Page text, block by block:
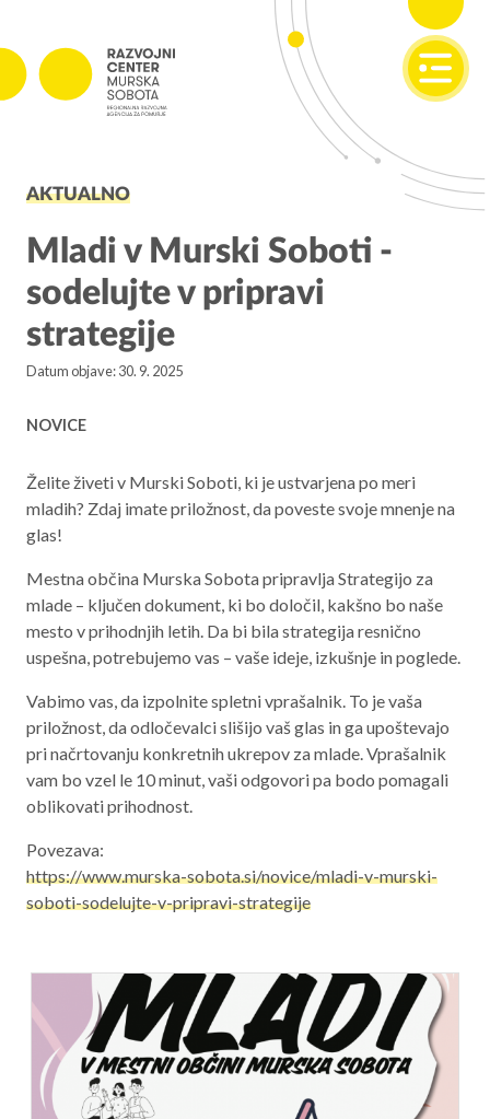
Projekti v izvajanju
Zaključeni projekti
PODJETNIŠTVO
SPOT
Invest Pomurje
PONI
REGIONALNI RAZVOJ
Aktualno programsko obdobje 2021 – 2027
O NAS
NAŠE STORITVE
REGIJA
STIK
AKTUALNO
AKTUALNO
Mladi v Murski Soboti -
sodelujte v pripravi
strategije
Datum objave: 30. 9. 2025
NOVICE
Želite živeti v Murski Soboti, ki je ustvarjena po meri
mladih? Zdaj imate priložnost, da poveste svoje mnenje na
glas!
Mestna občina Murska Sobota pripravlja Strategijo za
mlade – ključen dokument, ki bo določil, kakšno bo naše
mesto v prihodnjih letih. Da bi bila strategija resnično
uspešna, potrebujemo vas – vaše ideje, izkušnje in poglede.
Vabimo vas, da izpolnite spletni vprašalnik. To je vaša
priložnost, da odločevalci slišijo vaš glas in ga upoštevajo
pri načrtovanju konkretnih ukrepov za mlade. Vprašalnik
vam bo vzel le 10 minut, vaši odgovori pa bodo pomagali
oblikovati prihodnost.
Povezava:
https://www.murska-sobota.si/novice/mladi-v-murski-
soboti-sodelujte-v-pripravi-strategije